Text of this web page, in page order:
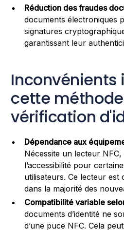
Réduction des fraudes
documents électroniques
signatures
garantissant leur
Inconvénients
cette
vérification
Dépendance aux
Nécessite un lecteur
l’accessibilité pour
utilisateurs. Ce lecteur est
dans la majorité des
Compatibilité variable
documents d’identité ne
d’une puce NFC. Cela